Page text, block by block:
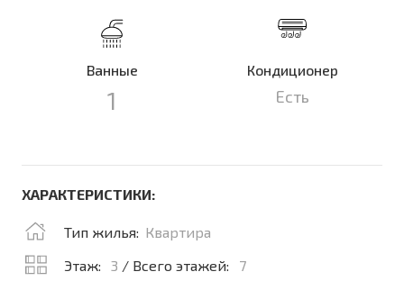
Ванные
1
Кондиционер
Есть
ХАРАКТЕРИСТИКИ:
Тип жилья: Квартира
Этаж:
3 / Всего этажей:
7